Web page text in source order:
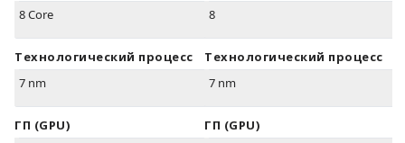
8 Core
Технологический процесс
7 nm
ГП (GPU)
8
Технологический процесс
7 nm
ГП (GPU)